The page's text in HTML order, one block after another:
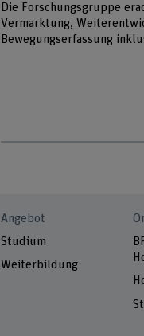
Die Forschungsgruppe
Vermarktung,
Bewegungserfassung
Angebot
Studium
Weiterbildung